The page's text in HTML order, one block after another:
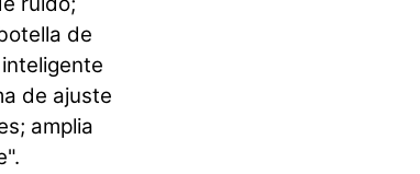
de
de ajuste
amplia